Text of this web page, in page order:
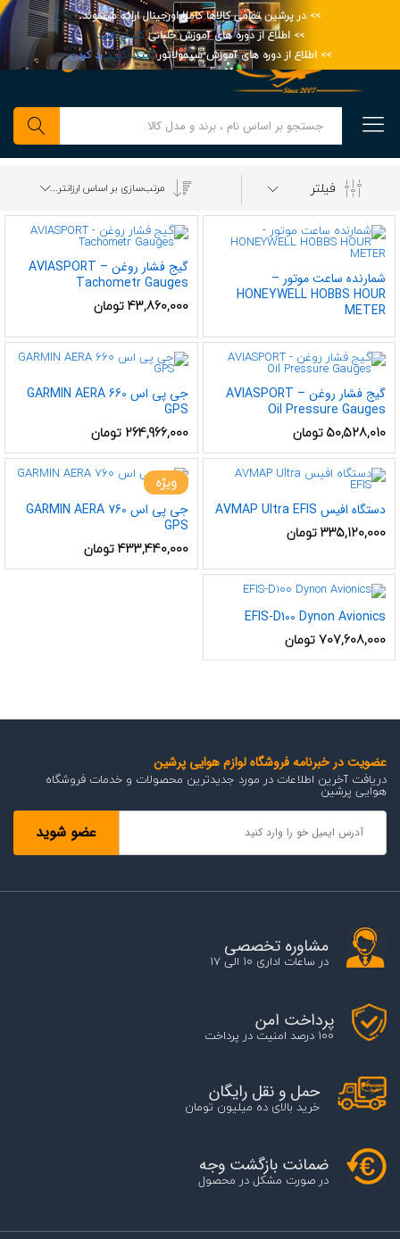
>> در پرشین تمامی کالاها کاملا اورجینال ارائه میشوند.
>> اطلاع از دوره های آموزش خلبانیکلیک کنید
>> اطلاع از دوره های آموزش سیمولاتورکلیک کنیدرد کردن
0
جستجو
فیلتر مرتب‌سازی بر اساس ارزانترین
شمارنده ساعت موتور –
HONEYWELL HOBBS HOUR
METER
گیج فشار روغن – AVIASPORT
Tachometr Gauges
43,860,000تومان
گیج فشار روغن – AVIASPORT
Oil Pressure Gauges
50,528,010تومان
جی پی اس GARMIN AERA 660
GPS
264,966,000 تومان
دستگاه افیس AVMAP Ultra EFIS
335,120,000تومان
ویژه
جی پی اس GARMIN AERA 760
GPS
433,440,000تومان
EFIS-D100 Dynon Avionics
707,608,000تومان
عضویت در خبرنامه فروشگاه لوازم هوایی پرشین
دریافت آخرین اطلاعات در مورد جدیدترین محصولات و خدمات فروشگاه
هوایی پرشین
مشاوره تخصصی
در ساعات اداری 10 الی 17
پرداخت امن
100 درصد امنیت در پرداخت
حمل و نقل رایگان
خرید بالای ده میلیون تومان
ضمانت بازگشت وجه
در صورت مشکل در محصول